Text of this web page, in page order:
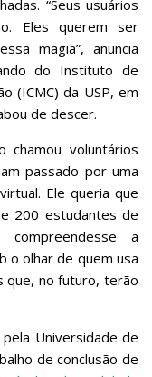
“Seus usuários
Eles querem ser
magia”, anuncia
do Instituto de
(ICMC) da USP, em
de descer.
voluntários
passado por uma
Ele queria que
200 estudantes de
a
o olhar de quem usa
que, no futuro, terão
Universidade de
de conclusão de